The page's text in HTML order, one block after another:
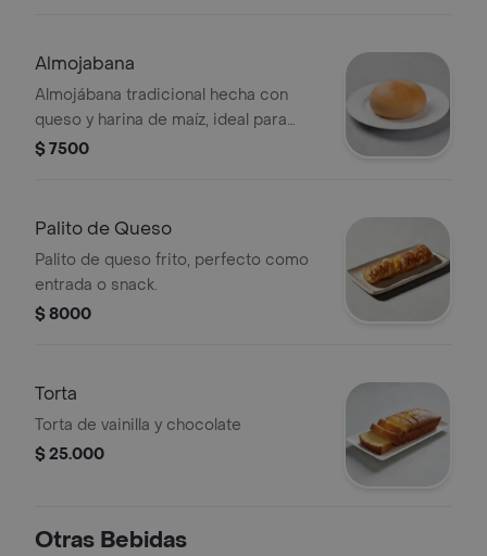
Almojabana
Almojábana tradicional hecha con
queso y harina de maíz, ideal para
acompañar con café.
$ 7500
Palito de Queso
Palito de queso frito, perfecto como
entrada o snack.
$ 8000
Torta
Torta de vainilla y chocolate
$ 25.000
Otras Bebidas